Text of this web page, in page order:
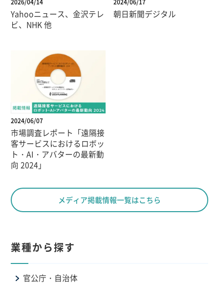
Yahooニュース、金沢テレ
ビ、NHK 他
朝日新聞デジタル
2024/06/07
市場調査レポート「遠隔接
客サービスにおけるロボッ
ト・AI・アバターの最新動
向 2024」
メディア掲載情報一覧はこちら
業種から探す
官公庁・自治体